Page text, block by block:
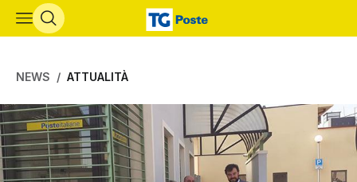
Vai al contenuto principale
NEWS ATTUALITÀ